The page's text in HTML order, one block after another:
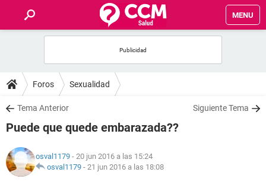
MENU
FOROS
SALUD
NUTRICIÓN
Foros Sexualidad
Tema Anterior Siguiente Tema
Puede que quede embarazada??
osval1179 - 20 jun 2016 a las 15:24
osval1179 - 21 jun 2016 a las 18:08